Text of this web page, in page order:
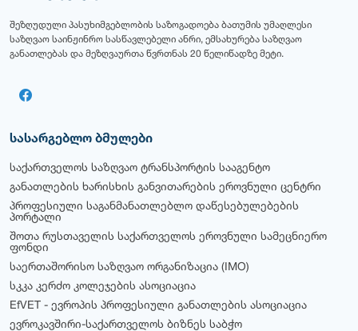
შეზღუდული პასუხიმგებლობის საზოგადოება ბათუმის უმაღლესი
საზღვაო საინჟინრო სასწავლებელი ანრი, ემსახურება საზღვაო
განათლებას და მეზღვაურთა წვრთნას 20 წელიწადზე მეტი.
სასარგებლო ბმულები
საქართველოს საზღვაო ტრანსპორტის სააგენტო
განათლების ხარისხის განვითარების ეროვნული ცენტრი
პროფესიული საგანმანათლებლო დაწესებულებების
პორტალი
შოთა რუსთაველის საქართველოს ეროვნული სამეცნიერო
ფონდი
საერთაშორისო საზღვაო ორგანიზაცია (IMO)
სკკა კერძო კოლეჯების ასოციაცია
EfVET - ევროპის პროფესიული განათლების ასოციაცია
ევროკავშირი-საქართველოს ბიზნეს საბჭო